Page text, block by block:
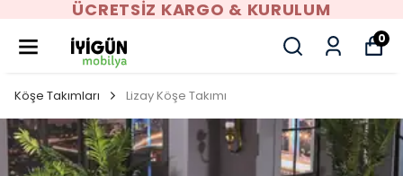
ÜCRETSIZ KARGO & KURULUM
0
Köşe Takımları Lizay Köşe Takımı